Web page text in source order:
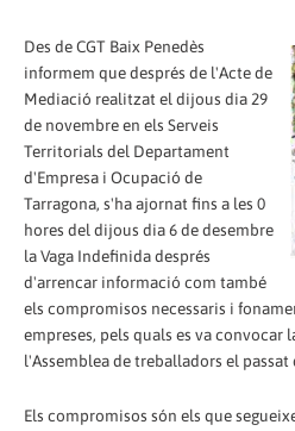
Des de CGT Baix Penedès
informem que després de l'Acte de
Mediació realitzat el dijous dia 29
de novembre en els Serveis
Territorials del Departament
d'Empresa i Ocupació de
Tarragona, s'ha ajornat fins a les 0
hores del dijous dia 6 de desembre
la Vaga Indefinida després
d'arrencar informació com també
els compromisos necessaris i
empreses, pels quals es va convocar
l'Assemblea de treballadors el passat
Els compromisos són els que